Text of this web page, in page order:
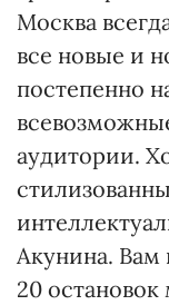
Москва
все новые и
постепенно
аудитории.
Акунина. Вам
20